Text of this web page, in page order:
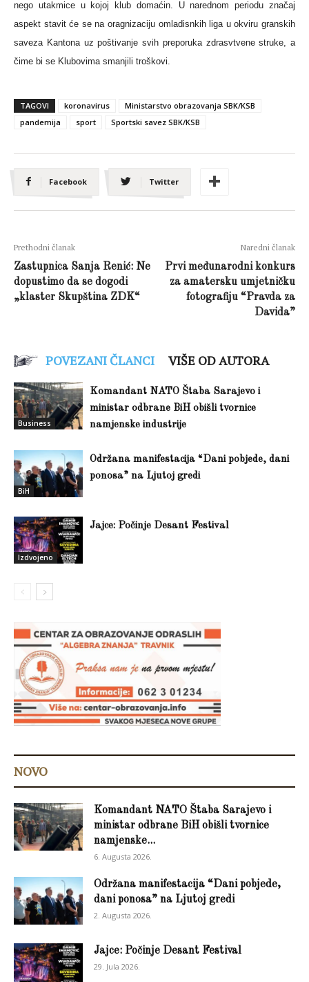
nego utakmice u kojoj klub domaćin. U narednom periodu značaj
aspekt stavit će se na oragnizaciju omladisnkih liga u okviru granskih
saveza Kantona uz poštivanje svih preporuka zdrasvtvene struke, a
čime bi se Klubovima smanjili troškovi.
TAGOVI koronavirus
Ministarstvo obrazovanja SBK/KSB
pandemija
sport Sportski savez SBK/KSB
Facebook Twitter
Prethodni članak
Zastupnica Sanja Renić: Ne
dopustimo da se dogodi
„klaster Skupština ZDK“
Naredni članak
Prvi međunarodni konkurs
za amatersku umjetničku
fotografiju “Pravda za
Davida”
POVEZANI ČLANCI VIŠE OD AUTORA
Business
Komandant NATO Štaba Sarajevo i
ministar odbrane BiH obišli tvornice
namjenske industrije
BiH
Održana manifestacija “Dani pobjede, dani
ponosa” na Ljutoj gredi
Izdvojeno
Jajce: Počinje Desant Festival
NOVO
Komandant NATO Štaba Sarajevo i
ministar odbrane BiH obišli tvornice
namjenske...
6. Augusta 2026.
Održana manifestacija “Dani pobjede,
dani ponosa” na Ljutoj gredi
2. Augusta 2026.
Jajce: Počinje Desant Festival
29. Jula 2026.